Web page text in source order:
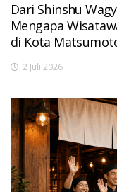
Dari Shinshu
Mengapa
di Kota
2 Juli 2026